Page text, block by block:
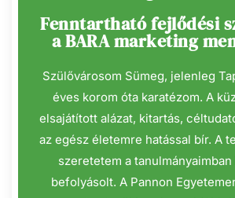
Fenntartható fejlődési
a BARA marketing
Szülővárosom Sümeg, jelenleg
éves korom óta karatézom. A
elsajátított alázat, kitartás,
az egész életemre hatással bír. A
szeretetem a
befolyásolt. A Pannon